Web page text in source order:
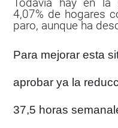
Todavía hay en
4,07% de hogares
paro, aunque ha
Para mejorar esta
aprobar ya la
37,5 horas